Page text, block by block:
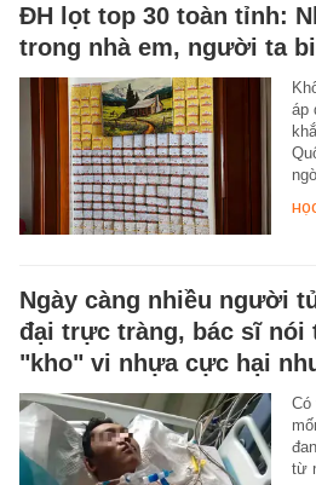
ĐH lọt top 30 toàn tỉnh:
trong nhà em, người ta
áp
Ngày càng nhiều người
đại trực tràng, bác sĩ nói
"kho" vi nhựa cực hại
Có
từ